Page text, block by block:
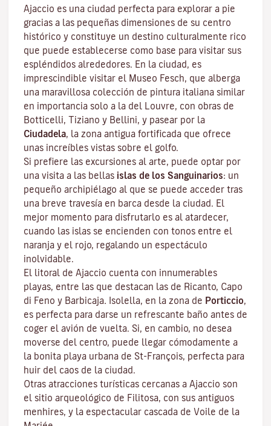
Ajaccio es una ciudad perfecta para explorar a pie
gracias a las pequeñas dimensiones de su centro
histórico y constituye un destino culturalmente rico
que puede establecerse como base para visitar sus
espléndidos alrededores. En la ciudad, es
imprescindible visitar el Museo Fesch, que alberga
una maravillosa colección de pintura italiana similar
en importancia solo a la del Louvre, con obras de
Botticelli, Tiziano y Bellini, y pasear por la
Ciudadela, la zona antigua fortificada que ofrece
unas increíbles vistas sobre el golfo.
Si prefiere las excursiones al arte, puede optar por
una visita a las bellas islas de los Sanguinarios: un
pequeño archipiélago al que se puede acceder tras
una breve travesía en barca desde la ciudad. El
mejor momento para disfrutarlo es al atardecer,
cuando las islas se encienden con tonos entre el
naranja y el rojo, regalando un espectáculo
inolvidable.
El litoral de Ajaccio cuenta con innumerables
playas, entre las que destacan las de Ricanto, Capo
di Feno y Barbicaja. Isolella, en la zona de Porticcio,
es perfecta para darse un refrescante baño antes de
coger el avión de vuelta. Si, en cambio, no desea
moverse del centro, puede llegar cómodamente a
la bonita playa urbana de St-François, perfecta para
huir del caos de la ciudad.
Otras atracciones turísticas cercanas a Ajaccio son
el sitio arqueológico de Filitosa, con sus antiguos
menhires, y la espectacular cascada de Voile de la